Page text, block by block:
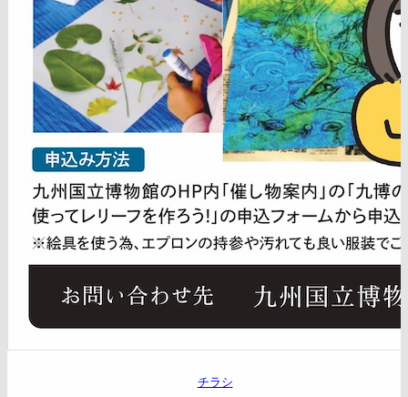
チラシ